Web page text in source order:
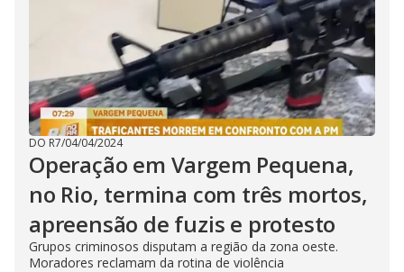
DO R7/04/04/2024
Operação em Vargem Pequena,
no Rio, termina com três mortos,
apreensão de fuzis e protesto
Grupos criminosos disputam a região da zona oeste.
Moradores reclamam da rotina de violência